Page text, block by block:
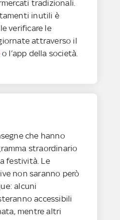
tradizionali.
inutili è
verificare le
attraverso il
o l’app della società.
che hanno
straordinario
festività. Le
non saranno però
alcuni
accessibili
mentre altri